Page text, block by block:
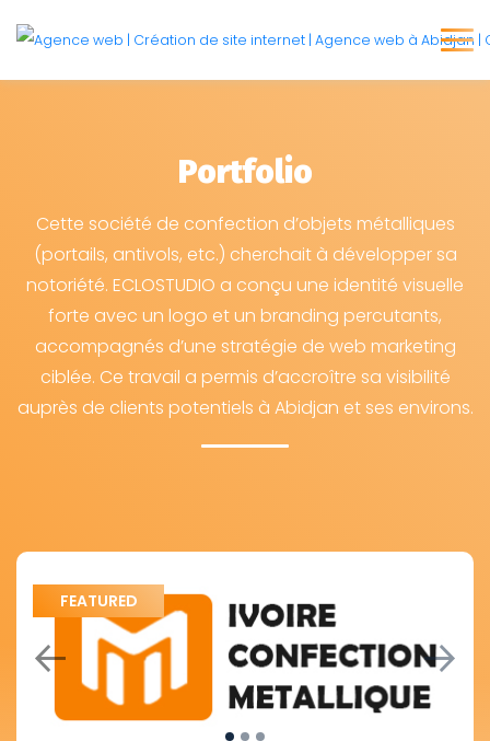
Portfolio
Cette société de confection d’objets métalliques
(portails, antivols, etc.) cherchait à développer sa
notoriété. ECLOSTUDIO a conçu une identité visuelle
forte avec un logo et un branding percutants,
accompagnés d’une stratégie de web marketing
ciblée. Ce travail a permis d’accroître sa visibilité
auprès de clients potentiels à Abidjan et ses environs.
Previous Next